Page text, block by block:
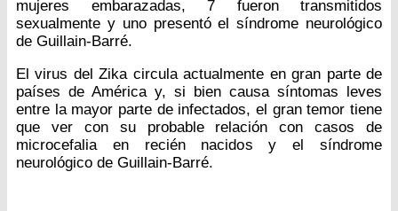
mujeres embarazadas, 7 fueron transmitidos
sexualmente y uno presentó el síndrome neurológico
de Guillain-Barré.
El virus del Zika circula actualmente en gran parte de
países de América y, si bien causa síntomas leves
entre la mayor parte de infectados, el gran temor tiene
que ver con su probable relación con casos de
microcefalia en recién nacidos y el síndrome
neurológico de Guillain-Barré.